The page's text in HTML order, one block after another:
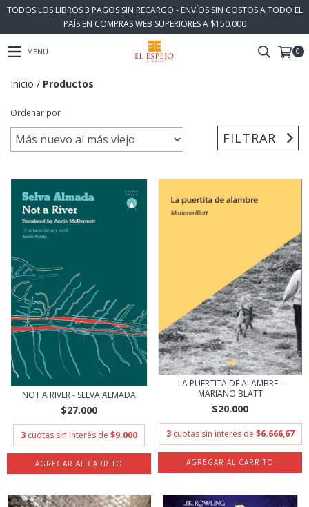
TODOS LOS LIBROS 3 PAGOS SIN RECARGO - ENVÍOS SIN COSTOS A TODO EL
PAÍS EN COMPRAS WEB SUPERIORES A $150.000
MENÚ 0
Inicio / Productos
Ordenar por
FILTRAR
NOT A RIVER - SELVA ALMADA
$27.000
3 cuotas sin interés de $9.000
LA PUERTITA DE ALAMBRE -
MARIANO BLATT
$20.000
3 cuotas sin interés de $6.666,67